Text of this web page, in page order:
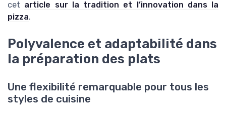
cet article sur la tradition et l’innovation dans la
pizza.
Polyvalence et adaptabilité dans
la préparation des plats
Une flexibilité remarquable pour tous les
styles de cuisine